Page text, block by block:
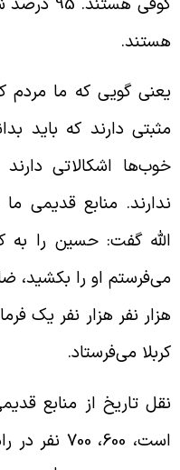
گویی که ما مردم
دارند که باید
اشکالاتی دارند
منابع قدیمی ما
گفت: حسین را به
او را بکشید،
نفر هزار نفر یک
می‌فرستاد.
تاریخ از منابع
است، 600، 700